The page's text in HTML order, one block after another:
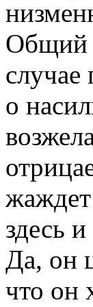
Общий
случае
о
здесь
Да, он
что он